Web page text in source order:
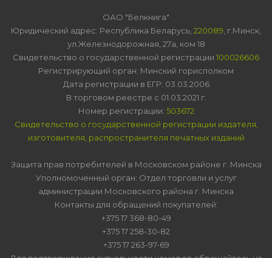
ОАО "Белкнига"
Юридический адрес: Республика Беларусь, 220089 , г.Минск,
ул.Железнодорожная, 27а, ком 18
Свидетельство о государственной регистрации 100026606
Регистрирующий орган: Минский горисполком
Дата регистрации в ЕГР: 03.03.2006
В торговом реестре с 01.03.2021 г.
Номер регистрации: 503672
Свидетельство о государственной регистрации издателя,
изготовителя, распространителя печатных изданий
Защита прав потребителей в Московском районе г. Минска
Уполномоченный орган: Отдел торговли и услуг
администрации Московского района г. Минска
Контакты для обращений покупателей:
+375 17 368-80-49
+375 17 258-30-82
+375 17 263-97-69